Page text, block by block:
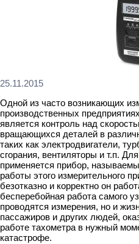
25.11.2015
Одной из часто возникающих
производственных
является контроль над
вращающихся деталей в
таких как электродвигатели,
сгорания, вентиляторы и т.п.
применяется прибор,
работы этого измерительного
безотказно и корректно он
бесперебойная работа самого
проводятся измерения, но и
пассажиров и других людей,
работе тахометра в нужный
катастрофе.